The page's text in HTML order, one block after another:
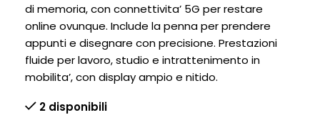
di memoria, con connettivita’ 5G per restare
online ovunque. Include la penna per prendere
appunti e disegnare con precisione. Prestazioni
fluide per lavoro, studio e intrattenimento in
mobilita’, con display ampio e nitido.
2 disponibili